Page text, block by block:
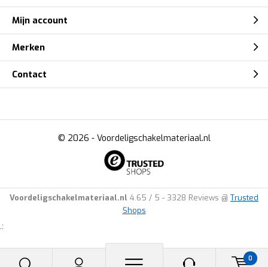
0
Mijn account
Merken
Contact
© 2026 - Voordeligschakelmateriaal.nl
Voordeligschakelmateriaal.nl 4.65 / 5 - 3328 Reviews @ Trusted
Shops
.: